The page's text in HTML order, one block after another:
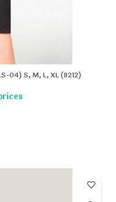
04) S, M, L, XL (8212)